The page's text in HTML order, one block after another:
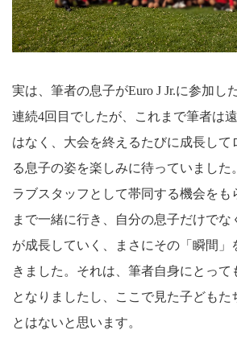
実は、筆者の息子がEuro J Jr.に参加し
連続4回目でしたが、これまで筆者は
はなく、大会を終えるたびに成長して
る息子の姿を楽しみに待っていました
ラブスタッフとして帯同する機会をも
まで一緒に行き、自分の息子だけでな
が成長していく、まさにその「瞬間」
きました。それは、筆者自身にとって
となりましたし、ここで見た子どもた
とはないと思います。